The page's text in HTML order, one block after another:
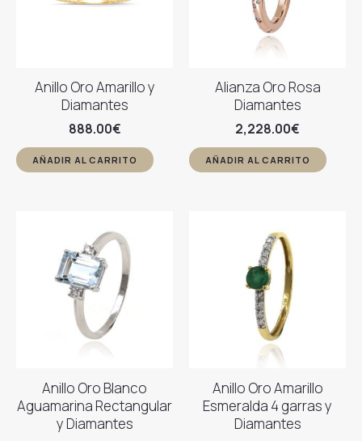
Anillo Oro Amarillo y
Diamantes
888.00€
AÑADIR AL CARRITO
Alianza Oro Rosa
Diamantes
2,228.00€
AÑADIR AL CARRITO
Anillo Oro Blanco
Aguamarina Rectangular
y Diamantes
Anillo Oro Amarillo
Esmeralda 4 garras y
Diamantes